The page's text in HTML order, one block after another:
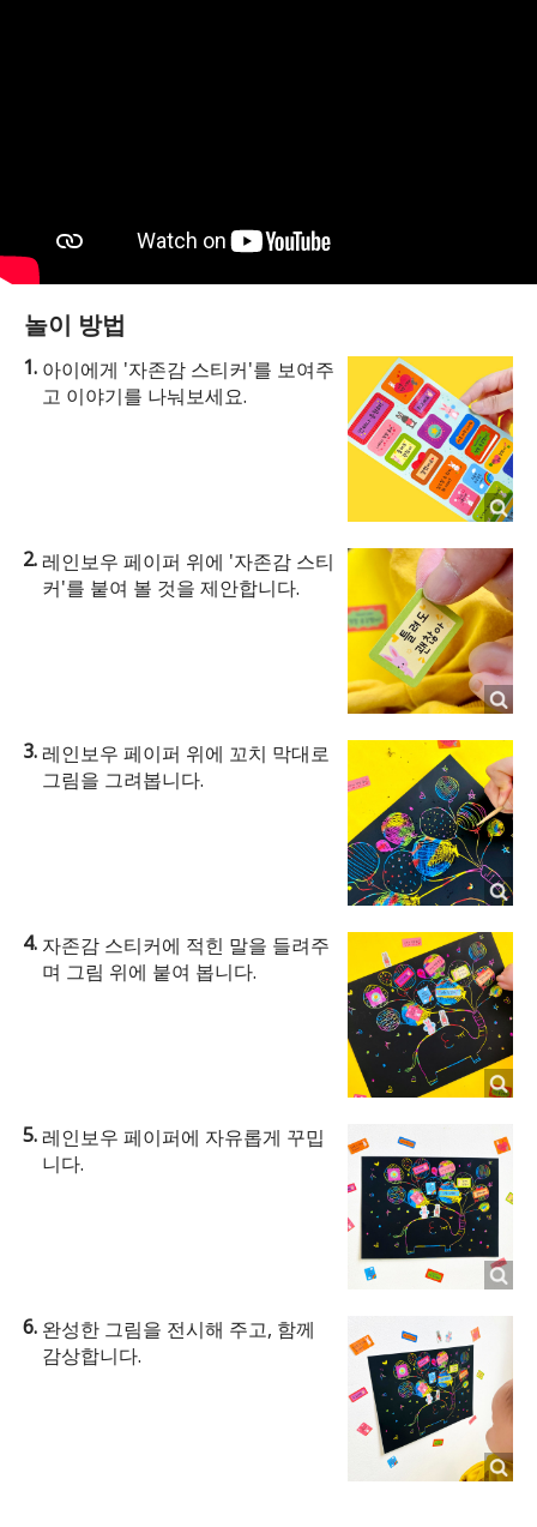
놀이 방법
아이에게 '자존감 스티커'를 보여주
고 이야기를 나눠보세요.
레인보우 페이퍼 위에 '자존감 스티
커'를 붙여 볼 것을 제안합니다.
레인보우 페이퍼 위에 꼬치 막대로
그림을 그려봅니다.
자존감 스티커에 적힌 말을 들려주
며 그림 위에 붙여 봅니다.
레인보우 페이퍼에 자유롭게 꾸밉
니다.
완성한 그림을 전시해 주고, 함께
감상합니다.